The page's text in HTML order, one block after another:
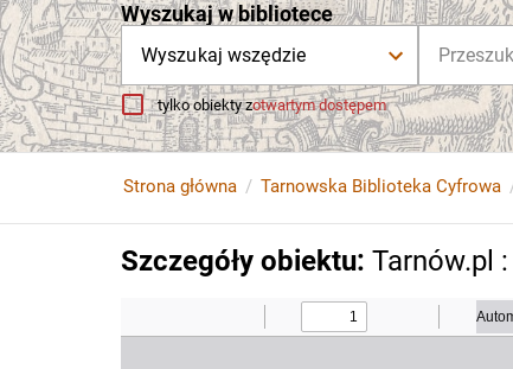
Wyszukaj w bibliotece
Wyszukaj wszędzie
tylko obiekty zotwartym dostępem
Strona główna Tarnowska Biblioteka Cyfrowa
Szczegóły obiektu: Tarnów.pl